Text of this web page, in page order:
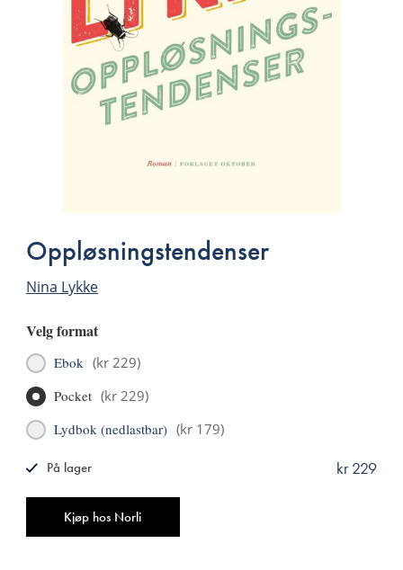
Oppløsningstendenser
Nina Lykke
Velg format
Ebok (kr 229)
Pocket (kr 229)
Lydbok (nedlastbar) (kr 179)
Kjøp hos Norli
kr 229
På lager